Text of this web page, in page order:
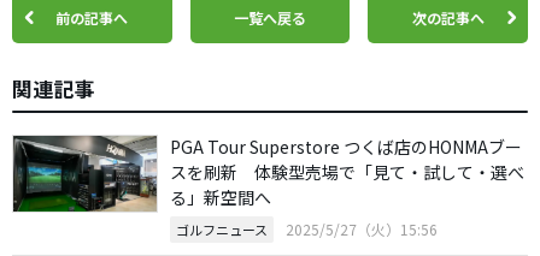
前の記事へ 一覧へ戻る 次の記事へ
関連記事
PGA Tour Superstore つくば店のHONMAブー
スを刷新 体験型売場で「見て・試して・選べ
る」新空間へ
ゴルフニュース 2025/5/27（火）15:56